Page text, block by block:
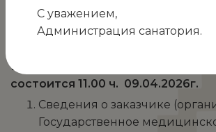
25.03.2026г.
Вид процедуры закупки:
состоится 11.00 ч. 09.04.2026г.
Сведения о заказчике
Государственное
С уважением,
Администрация санатория.